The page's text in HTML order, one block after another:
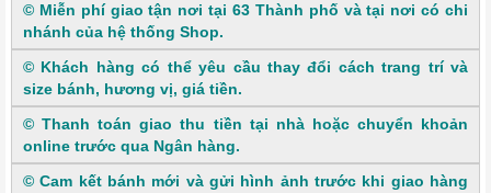
©​​ Miễn phí giao tận nơi tại 63 Thành phố và tại nơi có chi
nhánh của hệ thống Shop.
©​ Khách hàng có thể yêu cầu thay đổi cách trang trí và
size bánh, hương vị, giá tiền.
© Thanh toán giao thu tiền tại nhà hoặc chuyển khoản
online trước qua Ngân hàng.
© Cam kết bánh mới và gửi hình ảnh trước khi giao hàng